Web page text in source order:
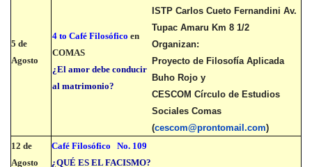
5 de
Agosto
4 to Café Filosófico en
COMAS
¿El amor debe conducir
al matrimonio?
ISTP Carlos Cueto Fernandini Av.
Tupac Amaru Km 8 1/2
Organizan:
Proyecto de Filosofía Aplicada
Buho Rojo y
CESCOM Círculo de Estudios
Sociales Comas
(cescom@prontomail.com)
12 de
Agosto
Café Filosófico
No. 109
¿QUÉ ES EL FACISMO?